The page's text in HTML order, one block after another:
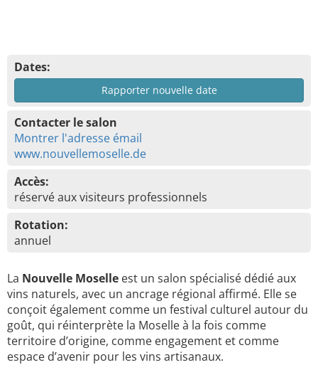
Dates:
Rapporter nouvelle date
Contacter le salon
Montrer l'adresse émail
www.nouvellemoselle.de
Accès:
réservé aux visiteurs professionnels
Rotation:
annuel
La Nouvelle Moselle est un salon spécialisé dédié aux
vins naturels, avec un ancrage régional affirmé. Elle se
conçoit également comme un festival culturel autour du
goût, qui réinterprète la Moselle à la fois comme
territoire d’origine, comme engagement et comme
espace d’avenir pour les vins artisanaux.